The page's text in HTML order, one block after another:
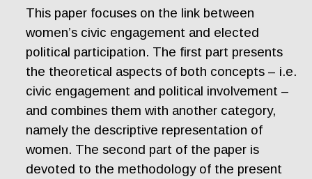
This paper focuses on the link between
women’s civic engagement and elected
political participation. The first part presents
the theoretical aspects of both concepts – i.e.
civic engagement and political involvement –
and combines them with another category,
namely the descriptive representation of
women. The second part of the paper is
devoted to the methodology of the present